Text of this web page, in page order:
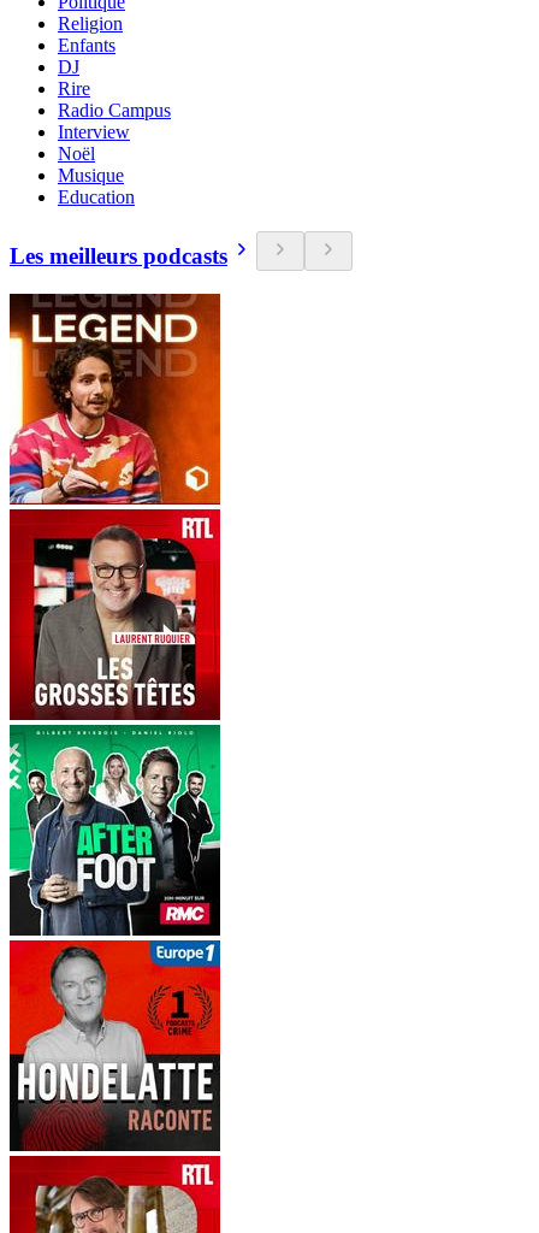
Religion
Enfants
DJ
Rire
Radio Campus
Interview
Noël
Musique
Education
Les meilleurs podcasts